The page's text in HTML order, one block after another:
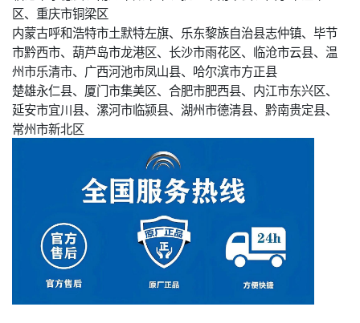
区、重庆市铜梁区
内蒙古呼和浩特市土默特左旗、乐东黎族自治县志仲镇、毕节
市黔西市、葫芦岛市龙港区、长沙市雨花区、临沧市云县、温
州市乐清市、广西河池市凤山县、哈尔滨市方正县
楚雄永仁县、厦门市集美区、合肥市肥西县、内江市东兴区、
延安市宜川县、漯河市临颍县、湖州市德清县、黔南贵定县、
常州市新北区